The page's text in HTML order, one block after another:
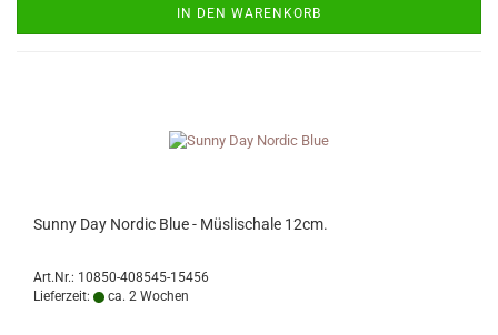
IN DEN WARENKORB
Sunny Day Nordic Blue - Müslischale 12cm.
Art.Nr.: 10850-408545-15456
Lieferzeit:
ca. 2 Wochen